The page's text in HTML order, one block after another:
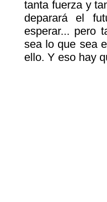
tanta fuerza y
deparará el
esperar... pero
sea lo que sea
ello. Y eso hay